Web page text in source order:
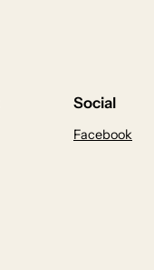
Social
Facebook